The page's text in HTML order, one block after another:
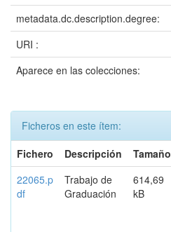
metadata.dc.description.degree:
URI :
Aparece en las colecciones:
Ficheros en este ítem:
Fichero
Descripción Tamaño
22065.p
df
Trabajo de
Graduación
614,69
kB